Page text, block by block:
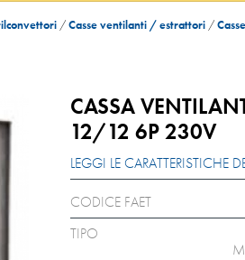
/Casse ventilanti / estrattori /
CASSA
12/12 6P 230V
LEGGI LE CARATTERISTICHE
CODICE FAET
TIPO